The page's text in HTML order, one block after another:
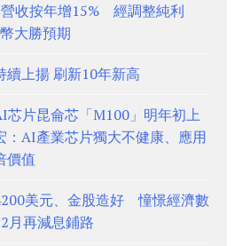
收按年增15% 經調整純利
大勝預期
續上揚 刷新10年新高
芯片昆侖芯「M100」明年初上
AI產業芯片獨大不健康、應用
價值
美元、金股造好 憧憬經濟數
月再減息鋪路